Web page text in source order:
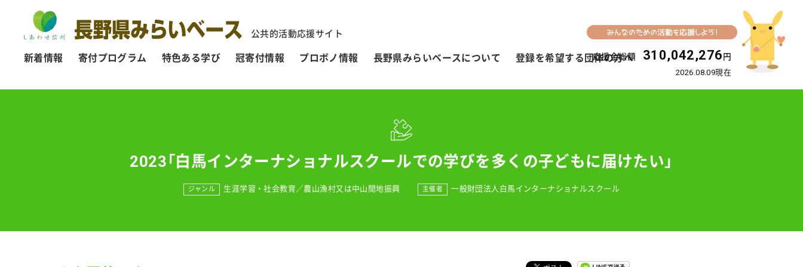
公共的活動応援サイト
新着情報 寄付プログラム 特色ある学び 冠寄付情報 プロボノ情報 長野県みらいベースについて 登録を希望する団体の方へ
応援金総額 310,042,276 円
2026.08.09現在
2023「白馬インターナショナルスクールでの学びを多くの子どもに届けたい」
ジャンル 生涯学習・社会教育 ／農山漁村又は中山間地振興 主催者 一般財団法人白馬インターナショナルスクール